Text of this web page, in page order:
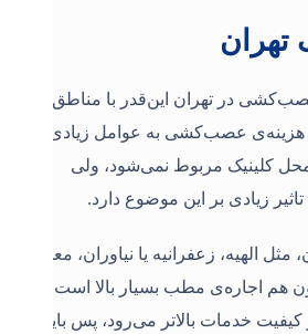
تهران
در تهران این‌قدر با مناطق
هزینه‌ی عصب‌کشی به عوامل زیادی
کلینیک مربوط نمی‌شود، ولی
زیادی بر این موضوع دارد.
الهیه، زعفرانیه یا نیاوران، معمولاً
هم اجاره‌ی مطب بسیار بالا است،
کیفیت خدمات بالاتر می‌رود، پس باید از